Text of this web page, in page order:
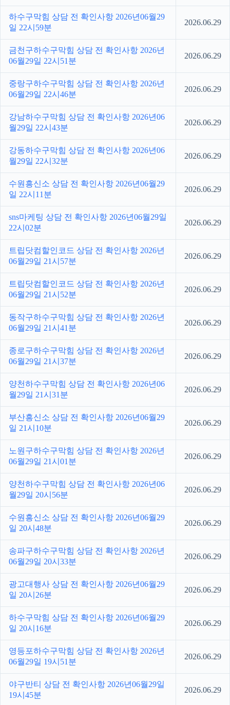
하수구막힘 상담 전 확인사항 2026년06월29
일 22시59분
2026.06.29
금천구하수구막힘 상담 전 확인사항 2026년
06월29일 22시51분
2026.06.29
중랑구하수구막힘 상담 전 확인사항 2026년
06월29일 22시46분
2026.06.29
강남하수구막힘 상담 전 확인사항 2026년06
월29일 22시43분
2026.06.29
강동하수구막힘 상담 전 확인사항 2026년06
월29일 22시32분
2026.06.29
수원흥신소 상담 전 확인사항 2026년06월29
일 22시11분
2026.06.29
sns마케팅 상담 전 확인사항 2026년06월29일
22시02분
2026.06.29
트립닷컴할인코드 상담 전 확인사항 2026년
06월29일 21시57분
2026.06.29
트립닷컴할인코드 상담 전 확인사항 2026년
06월29일 21시52분
2026.06.29
동작구하수구막힘 상담 전 확인사항 2026년
06월29일 21시41분
2026.06.29
종로구하수구막힘 상담 전 확인사항 2026년
06월29일 21시37분
2026.06.29
양천하수구막힘 상담 전 확인사항 2026년06
월29일 21시31분
2026.06.29
부산흥신소 상담 전 확인사항 2026년06월29
일 21시10분
2026.06.29
노원구하수구막힘 상담 전 확인사항 2026년
06월29일 21시01분
2026.06.29
양천하수구막힘 상담 전 확인사항 2026년06
월29일 20시56분
2026.06.29
수원흥신소 상담 전 확인사항 2026년06월29
일 20시48분
2026.06.29
송파구하수구막힘 상담 전 확인사항 2026년
06월29일 20시33분
2026.06.29
광고대행사 상담 전 확인사항 2026년06월29
일 20시26분
2026.06.29
하수구막힘 상담 전 확인사항 2026년06월29
일 20시16분
2026.06.29
영등포하수구막힘 상담 전 확인사항 2026년
06월29일 19시51분
2026.06.29
야구반티 상담 전 확인사항 2026년06월29일
19시45분
2026.06.29